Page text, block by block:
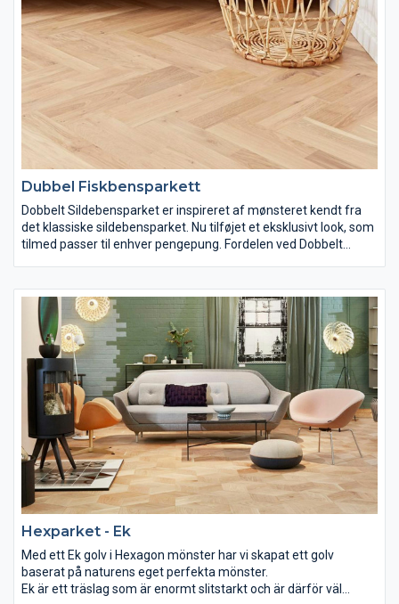
Dubbel Fiskbensparkett
Dobbelt Sildebensparket er inspireret af mønsteret kendt fra
det klassiske sildebensparket. Nu tilføjet et eksklusivt look, som
tilmed passer til enhver pengepung. Fordelen ved Dobbelt
efter installation – det leveres nemlig med en slidstærk
overflade allerede fra frabrik. Denne proces minimerer
ligeledes støvgener under installation.
Hexparket - Ek
Med ett Ek golv i Hexagon mönster har vi skapat ett golv
baserat på naturens eget perfekta mönster.
Ek är ett träslag som är enormt slitstarkt och är därför väl